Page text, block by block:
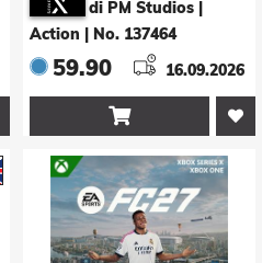
di PM Studios |
Action
No. 137464
59.90 16.09.2026
